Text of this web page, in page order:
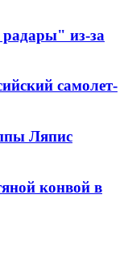
из-за
самолет-
Ляпис
конвой в